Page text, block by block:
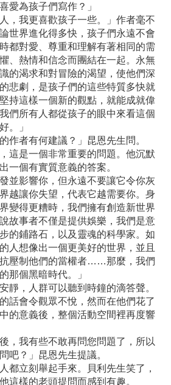
愛為孩子們寫作？」
我更喜歡孩子一些。」作者毫不
世界進化得多快，孩子們永遠不會
都對愛、尊重和理解有著相同的需
、熱情和信念而團結在一起。永無
的渴求和對冒險的渴望，使他們深
悲劇，是孩子們的這些特質多快就
持這樣一個新的觀點，就能成就偉
們所有人都從孩子的眼中來看這個
。」
者有何建議？」昆恩先生問。
是一個非常重要的問題。他沉默
一個有實質意義的答案。
影響你，但永遠不要讓它令你灰
越讓你失望，代表它越需要你。身
變得更糟時，我們擁有創造新世界
故事者不僅是提供娛樂，我們是意
的鋪路石，以及靈魂的科學家。如
人想像出一個更美好的世界，並且
壓制他們的當權者……那麼，我們
那個黑暗時代。」
，人群可以聽到時鐘的滴答聲。
話會令觀眾不悅，然而在他們花了
的意義後，整個活動空間裡再度響
我有些不敢再問您問題了，所以
吧？」昆恩先生提議。
立刻舉起手來。貝利先生笑了，
這樣的老頭提問而感到有趣。